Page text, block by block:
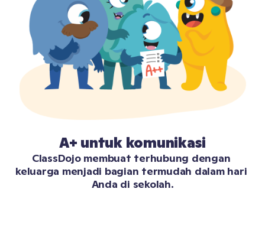
A+ untuk komunikasi
ClassDojo membuat terhubung dengan
keluarga menjadi bagian termudah dalam hari
Anda di sekolah.